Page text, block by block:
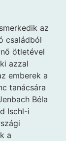
az
családból
ötletével
azzal
emberek a
tanácsára
Béla
Ischl-i
a